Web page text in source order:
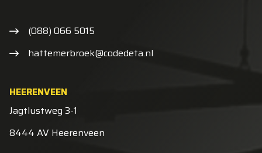
(088) 066 5015
hattemerbroek@codedeta.nl
HEERENVEEN
Jagtlustweg 3-1
8444 AV Heerenveen